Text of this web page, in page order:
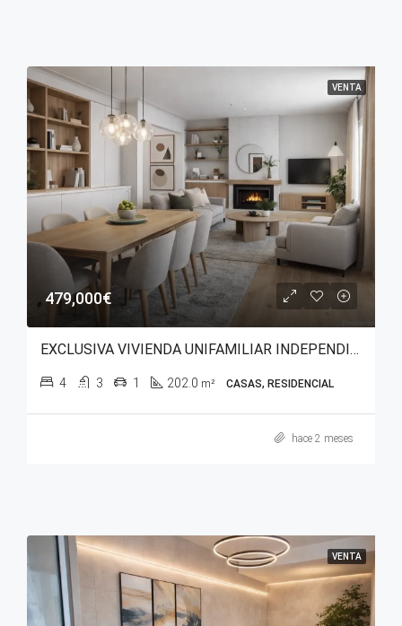
VENTA
479,000€
EXCLUSIVA VIVIENDA UNIFAMILIAR INDEPENDIENTE EN GOPEGUI (ZIGOITIA)
4 3 1 202.0 m² CASAS, RESIDENCIAL
hace 2 meses
VENTA